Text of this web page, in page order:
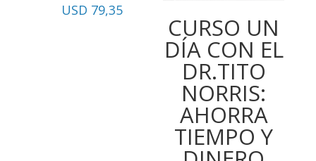
USD 79,35
CURSO UN
DÍA CON EL
DR.TITO
NORRIS:
AHORRA
TIEMPO Y